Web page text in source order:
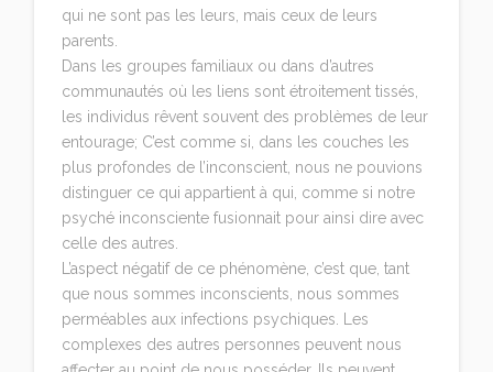
qui ne sont pas les leurs, mais ceux de leurs
parents.
Dans les groupes familiaux ou dans d’autres
communautés où les liens sont étroitement tissés,
les individus rêvent souvent des problèmes de leur
entourage; C’est comme si, dans les couches les
plus profondes de l’inconscient, nous ne pouvions
distinguer ce qui appartient à qui, comme si notre
psyché inconsciente fusionnait pour ainsi dire avec
celle des autres.
L’aspect négatif de ce phénomène, c’est que, tant
que nous sommes inconscients, nous sommes
perméables aux infections psychiques. Les
complexes des autres personnes peuvent nous